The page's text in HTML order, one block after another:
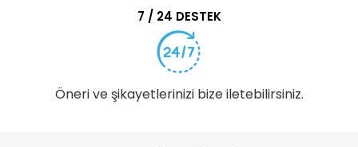
7 / 24 DESTEK
Öneri ve şikayetlerinizi bize iletebilirsiniz.